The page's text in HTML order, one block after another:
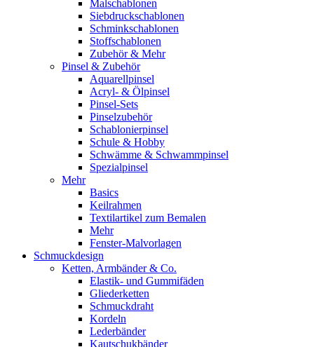
Malschablonen
Siebdruckschablonen
Schminkschablonen
Stoffschablonen
Zubehör & Mehr
Pinsel & Zubehör
Aquarellpinsel
Acryl- & Ölpinsel
Pinsel-Sets
Pinselzubehör
Schablonierpinsel
Schule & Hobby
Schwämme & Schwammpinsel
Spezialpinsel
Mehr
Basics
Keilrahmen
Textilartikel zum Bemalen
Mehr
Fenster-Malvorlagen
Schmuckdesign
Ketten, Armbänder & Co.
Elastik- und Gummifäden
Gliederketten
Schmuckdraht
Kordeln
Lederbänder
Kautschukbänder